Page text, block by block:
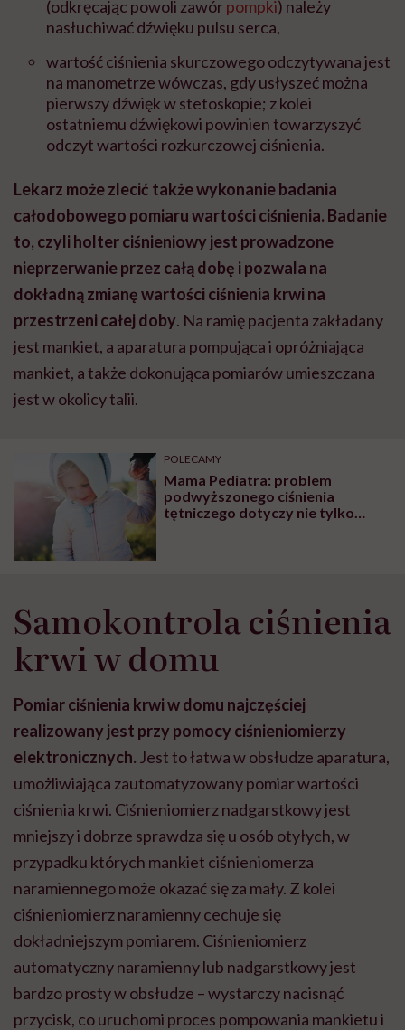
(odkręcając powoli zawórpompki) należy
nasłuchiwać dźwięku pulsu serca,
wartość ciśnienia skurczowego odczytywana jest
na manometrze wówczas, gdy usłyszeć można
pierwszy dźwięk w stetoskopie; z kolei
ostatniemu dźwiękowi powinien towarzyszyć
odczyt wartości rozkurczowej ciśnienia.
Lekarz może zlecić także wykonanie badania
całodobowego pomiaru wartości ciśnienia. Badanie
to, czyli holter ciśnieniowy jest prowadzone
nieprzerwanie przez całą dobę i pozwala na
dokładną zmianę wartości ciśnienia krwi na
przestrzeni całej doby. Na ramię pacjenta zakładany
jest mankiet, a aparatura pompująca i opróżniająca
mankiet, a także dokonująca pomiarów umieszczana
jest w okolicy talii.
POLECAMY
Mama Pediatra: problem
podwyższonego ciśnienia
tętniczego dotyczy nie tylko
Samokontrola ciśnienia
krwi w domu
Pomiar ciśnienia krwi w domu najczęściej
realizowany jest przy pomocy ciśnieniomierzy
elektronicznych. Jest to łatwa w obsłudze aparatura,
umożliwiająca zautomatyzowany pomiar wartości
ciśnienia krwi. Ciśnieniomierz nadgarstkowy jest
mniejszy i dobrze sprawdza się u osób otyłych, w
przypadku których mankiet ciśnieniomerza
naramiennego może okazać się za mały. Z kolei
ciśnieniomierz naramienny cechuje się
dokładniejszym pomiarem. Ciśnieniomierz
automatyczny naramienny lub nadgarstkowy jest
bardzo prosty w obsłudze – wystarczy nacisnąć
przycisk, co uruchomi proces pompowania mankietu i